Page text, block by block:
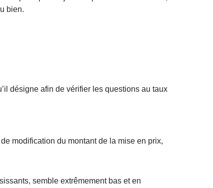
bien.
désigne afin de vérifier les questions au taux
modification du montant de la mise en prix,
semble extrêmement bas et en